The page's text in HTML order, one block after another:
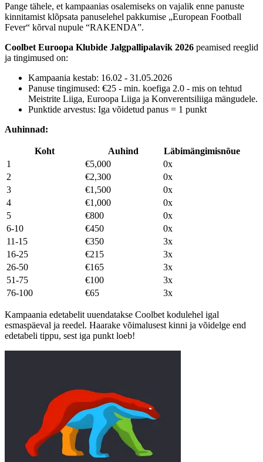
Pange tähele, et kampaanias osalemiseks on vajalik enne panuste
kinnitamist klõpsata panuselehel pakkumise „European Football
Fever“ kõrval nupule “RAKENDA”.
Coolbet Euroopa Klubide Jalgpallipalavik 2026 peamised reeglid
ja tingimused on:
Kampaania kestab: 16.02 - 31.05.2026
Panuse tingimused: €25 - min. koefiga 2.0 - mis on tehtud
Meistrite Liiga, Euroopa Liiga ja Konverentsiliiga mängudele.
Punktide arvestus: Iga võidetud panus = 1 punkt
Auhinnad:
Koht Auhind
Läbimängimisnõue
1
€5,000
0x
2
€2,300
0x
3
€1,500
0x
4
€1,000
0x
5
€800
0x
6-10
€450
0x
11-15
€350
3x
16-25
€215
3x
26-50
€165
3x
51-75
€100
3x
76-100
€65 3x
Kampaania edetabelit uuendatakse Coolbet kodulehel igal
esmaspäeval ja reedel. Haarake võimalusest kinni ja võidelge end
edetabeli tippu, sest iga punkt loeb!